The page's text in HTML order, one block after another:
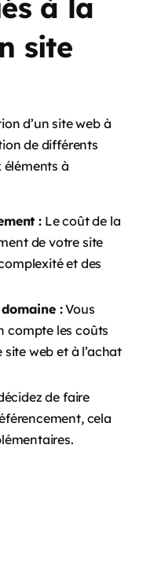
à la
site
d’un site web à
de différents
à
:Le coût de la
de votre site
et des
:Vous
compte les coûts
site web et à l’achat
de faire
cela